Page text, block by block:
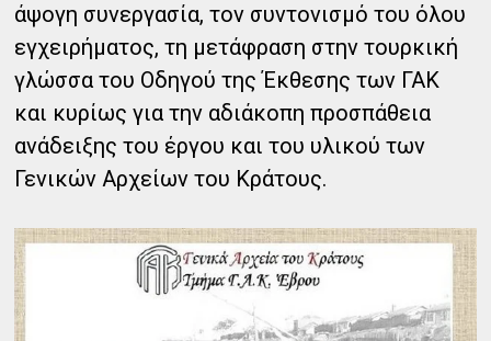
άψογη συνεργασία, τον συντονισμό του όλου
εγχειρήματος, τη μετάφραση στην τουρκική
γλώσσα του Οδηγού της Έκθεσης των ΓΑΚ
και κυρίως για την αδιάκοπη προσπάθεια
ανάδειξης του έργου και του υλικού των
Γενικών Αρχείων του Κράτους.